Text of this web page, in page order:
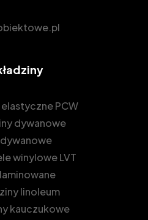
PCW
dywanowe
winylowe LVT
linoleum
kauczukowe